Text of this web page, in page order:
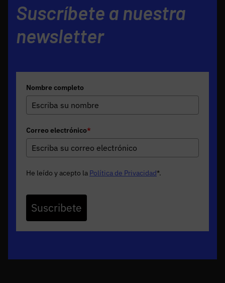
Suscríbete a nuestra
newsletter
Nombre completo
Correo electrónico*
He leído y acepto la Política de Privacidad*.
Suscribete